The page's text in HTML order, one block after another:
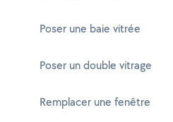
Poser une baie vitrée
Poser un double vitrage
Remplacer une fenêtre